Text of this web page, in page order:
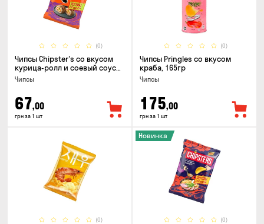
(0)
Чипсы Chipster's со вкусом
курица-ролл и соевый соус
90г
Чипсы
67,00
грн за 1 шт
(0)
Чипсы Pringles со вкусом
краба, 165гр
Чипсы
175,00
грн за 1 шт
(0) (0)
Новинка